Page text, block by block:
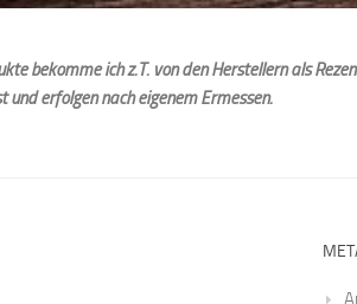
bekomme ich z.T. von den Herstellern als
erfolgen nach eigenem Ermessen.